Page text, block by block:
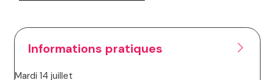
Informations pratiques
Mardi 14 juillet